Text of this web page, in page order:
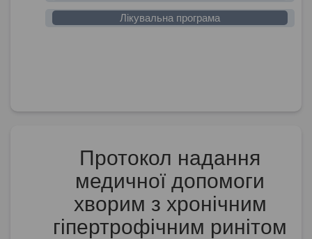
Лікувальна програма
Протокол надання
медичної допомоги
хворим з хронічним
гіпертрофічним ринітом